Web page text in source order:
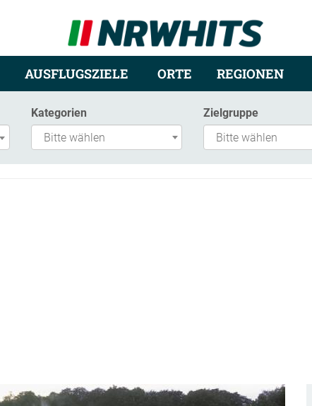
AUSFLUGSZIELE ORTE REGIONEN
Kategorien Zielgruppe